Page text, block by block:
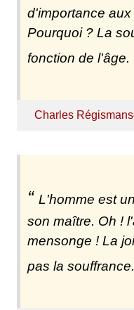
d'importance
Pourquoi ? La
fonction de l'âge.
Charles
L'homme est
son maître. Oh !
mensonge ! La
pas la souffrance.